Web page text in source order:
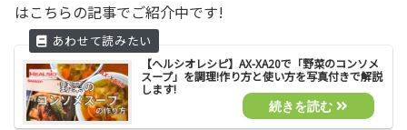
はこちらの記事でご紹介中です!
【ヘルシオレシピ】AX-XA20で「野菜のコンソメ
スープ」を調理!作り方と使い方を写真付きで解説
します!